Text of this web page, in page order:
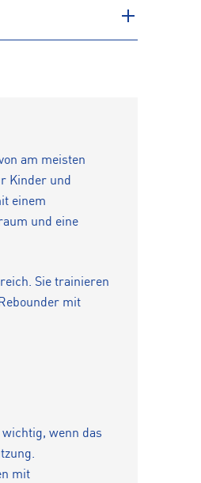
am meisten
Kinder und
einem
und eine
Sie trainieren
mit
wenn das
mit